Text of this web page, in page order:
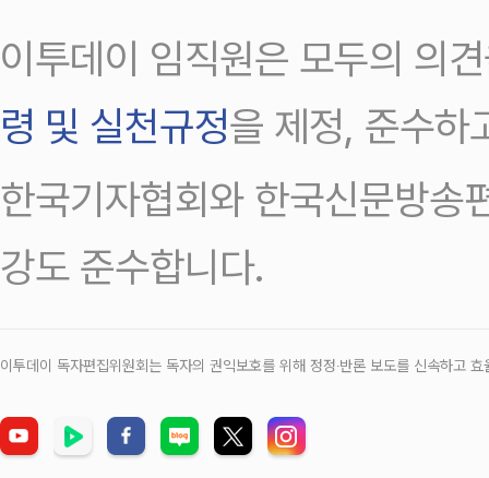
이투데이 임직원은 모두의 의
령 및 실천규정을 제정, 준수하
한국기자협회와 한국신문방송
강도 준수합니다.
이투데이 독자편집위원회는 독자의 권익보호를 위해 정정‧반론 보도를 신속하고